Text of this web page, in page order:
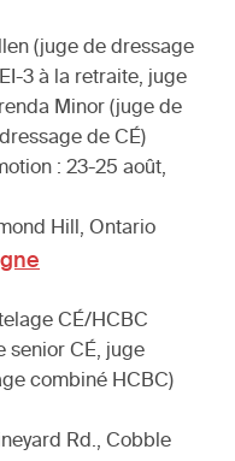
(juge de dressage
3 à la retraite, juge
Minor (juge de
de CÉ)
: 23-25 août,
Hill, Ontario
CÉ/HCBC
senior CÉ, juge
combiné HCBC)
Rd., Cobble